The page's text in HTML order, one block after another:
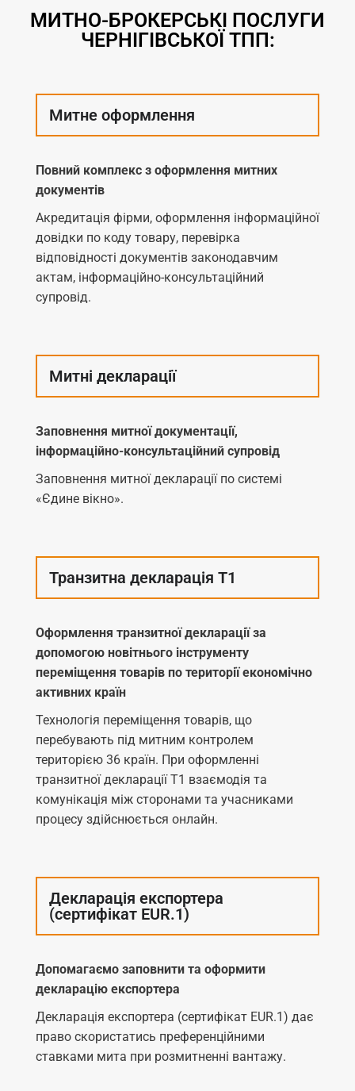
МИТНО-БРОКЕРСЬКІ ПОСЛУГИ
ЧЕРНІГІВСЬКОЇ ТПП:
Митне оформлення
Повний комплекс з оформлення митних
документів
Акредитація фірми, оформлення інформаційної
довідки по коду товару, перевірка
відповідності документів законодавчим
актам, інформаційно-консультаційний
супровід.
Митні декларації
Заповнення митної документації,
інформаційно-консультаційний супровід
Заповнення митної декларації по системі
«Єдине вікно».
Транзитна декларація Т1
Оформлення транзитної декларації за
допомогою новітнього інструменту
переміщення товарів по території економічно
активних країн
Технологія переміщення товарів, що
перебувають під митним контролем
територією 36 країн. При оформленні
транзитної декларації Т1 взаємодія та
комунікація між сторонами та учасниками
процесу здійснюється онлайн.
Декларація експортера
(сертифікат EUR.1)
Допомагаємо заповнити та оформити
декларацію експортера
Декларація експортера (сертифікат EUR.1) дає
право скористатись преференційними
ставками мита при розмитненні вантажу.